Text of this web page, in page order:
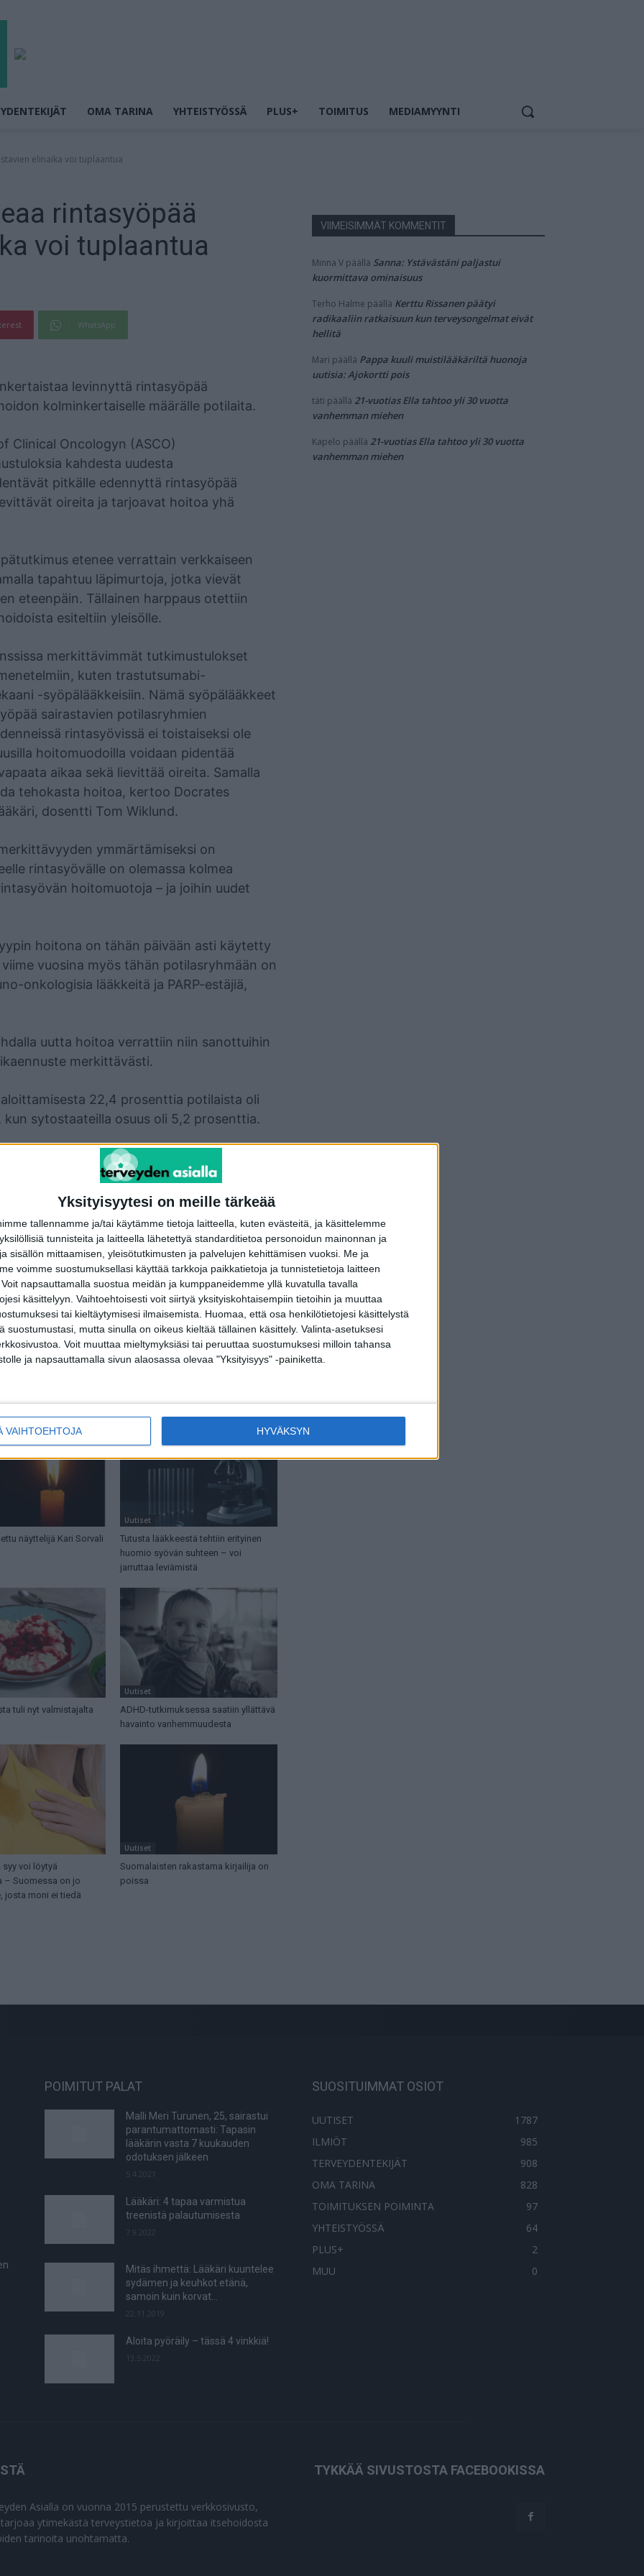
Yksityisyytesi on meille tärkeää
tallennamme ja/tai käytämme tietoja laitteella, kuten evästeitä, ja käsittelemme
tunnisteita ja laitteella lähetettyä standarditietoa personoidun mainonnan ja
sisällön mittaamisen, yleisötutkimusten ja palvelujen kehittämisen vuoksi. Me ja
voimme suostumuksellasi käyttää tarkkoja paikkatietoja ja tunnistetietoja laitteen
napsauttamalla suostua meidän ja kumppaneidemme yllä kuvatulla tavalla
käsittelyyn. Vaihtoehtoisesti voit siirtyä yksityiskohtaisempiin tietoihin ja muuttaa
tai kieltäytymisesi ilmaisemista.
Huomaa, että osa henkilötietojesi käsittelystä
suostumustasi, mutta sinulla on oikeus kieltää tällainen käsittely. Valinta-asetuksesi
Voit muuttaa mieltymyksiäsi tai peruuttaa suostumuksesi milloin tahansa
ja napsauttamalla sivun alaosassa olevaa "Yksityisyys" -painiketta.
VAIHTOEHTOJA HYVÄKSYN
OMA TARINA YHTEISTYÖSSÄ PLUS+ TOIMITUS MEDIAMYYNTI
elinaika voi tuplaantua
rintasyöpää
voi tuplaantua
WhatsApp
levinnyttä ​​rintasyöpää
kolminkertaiselle määrälle potilaita.
Clinical Oncologyn (ASCO)
kahdesta uudesta
pitkälle edennyttä rintasyöpää
oireita ja tarjoavat hoitoa yhä
etenee verrattain verkkaiseen
tapahtuu läpimurtoja, jotka vievät
eteenpäin. Tällainen harppaus otettiin
esiteltiin yleisölle.
merkittävimmät tutkimustulokset
kuten trastutsumabi-
-syöpälääkkeisiin. Nämä syöpälääkkeet
sairastavien potilasryhmien
rintasyövissä ei toistaiseksi ole
hoitomuodoilla voidaan pidentää
aikaa sekä lievittää oireita. Samalla
tehokasta hoitoa, kertoo Docrates
dosentti Tom Wiklund.
ymmärtämiseksi on
rintasyövälle on olemassa kolmea
hoitomuotoja – ja joihin uudet
hoitona on tähän päivään asti käytetty
vuosina myös tähän potilasryhmään on
onkologisia lääkkeitä ja PARP-estäjiä,
uutta hoitoa verrattiin niin sanottuihin
merkittävästi.
22,4 prosenttia potilaista oli
sytostaateilla osuus oli 5,2 prosenttia.
WhatsApp
Seuraava artikkeli
Kirsi: Sain lituskan vatsan tekemättä oikeastaan
näyttelijä Kari Sorvali
Uutiset
Tutusta lääkkeestä tehtiin erityinen
huomio syövän suhteen – voi
jarruttaa leviämistä
tuli nyt valmistajalta
Uutiset
ADHD-tutkimuksessa saatiin yllättävä
havainto vanhemmuudesta
voi löytyä
– Suomessa on jo
josta moni ei tiedä
Uutiset
Suomalaisten rakastama kirjailija on
poissa
VIIMEISIMMÄT KOMMENTIT
Minna V päällä Sanna: Ystävästäni paljastui
kuormittava ominaisuus
Terho Halme päällä Kerttu Rissanen päätyi
radikaaliin ratkaisuun kun terveysongelmat eivät
hellitä
Mari päällä Pappa kuuli muistilääkäriltä huonoja
uutisia: Ajokortti pois
täti päällä 21-vuotias Ella tahtoo yli 30 vuotta
vanhemman miehen
Kapelo päällä 21-vuotias Ella tahtoo yli 30 vuotta
vanhemman miehen
POIMITUT PALAT
Malli Meri Turunen, 25, sairastui
parantumattomasti: Tapasin
lääkärin vasta 7 kuukauden
odotuksen jälkeen
5.4.2021
Lääkäri: 4 tapaa varmistua
treenistä palautumisesta
7.9.2022
Mitäs ihmettä: Lääkäri kuuntelee
sydämen ja keuhkot etänä,
samoin kuin korvat…
22.11.2019
Aloita pyöräily – tässä 4 vinkkiä!
13.5.2022
SUOSITUIMMAT OSIOT
UUTISET
1787
ILMIÖT
985
TERVEYDENTEKIJÄT
908
OMA TARINA
828
TOIMITUKSEN POIMINTA
97
YHTEISTYÖSSÄ
64
PLUS+
2
MUU
0
Asialla on vuonna 2015 perustettu verkkosivusto,
ytimekästä terveystietoa ja kirjoittaa itsehoidosta
tarinoita unohtamatta.
TYKKÄÄ SIVUSTOSTA FACEBOOKISSA